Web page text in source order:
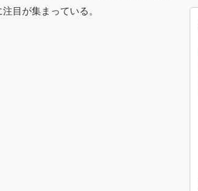
目が集まっている。